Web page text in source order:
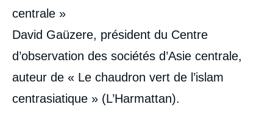
centrale »
David Gaüzere, président du Centre
d’observation des sociétés d’Asie centrale,
auteur de « Le chaudron vert de l’islam
centrasiatique » (L’Harmattan).